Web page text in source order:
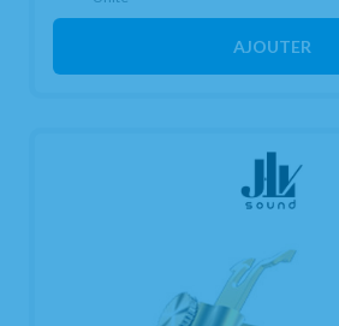
AJOUTER